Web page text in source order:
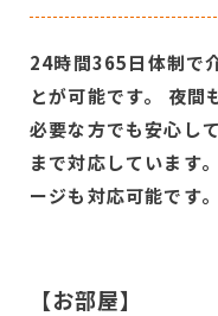
24時間365日体制で
とが可能です。 夜間
必要な方でも安心し
まで対応しています
ージも対応可能です。
【お部屋】